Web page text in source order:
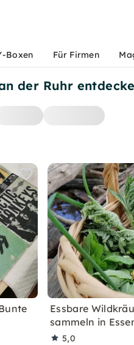
der Ruhr
Essbare
sammeln in
5,0
Boxen Für Firmen